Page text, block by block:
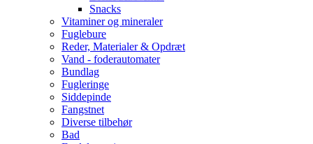
Snacks
Vitaminer og mineraler
Fuglebure
Reder, Materialer & Opdræt
Vand - foderautomater
Bundlag
Fugleringe
Siddepinde
Fangstnet
Diverse tilbehør
Bad